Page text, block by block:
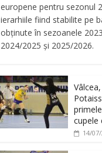
europene pentru sezonul
ierarhiile fiind stabilite pe
obținute în sezoanele
2024/2025 și 2025/2026.
cupele
14/